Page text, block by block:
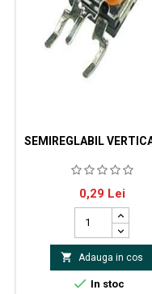
SEMIREGLABIL
Semireglabil vertical 1M
Pret
0,29 Lei
 Adauga in cos
 In stoc